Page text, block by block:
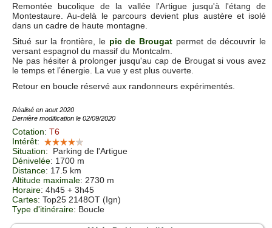
Remontée bucolique de la vallée l'Artigue jusqu'à l'étang de
Montestaure. Au-delà le parcours devient plus austère et isolé
dans un cadre de haute montagne.
Situé sur la frontière, le pic de Brougat permet de découvrir le
versant espagnol du massif du Montcalm.
Ne pas hésiter à prolonger jusqu'au cap de Brougat si vous avez
le temps et l’énergie. La vue y est plus ouverte.
Retour en boucle réservé aux randonneurs expérimentés.
Réalisé en aout 2020
Dernière modification le 02/09/2020
Cotation: T6
Intérêt:
Situation:
Parking de l'Artigue
Dénivelée: 1700 m
Distance: 17.5 km
Altitude maximale: 2730 m
Horaire: 4h45 + 3h45
Cartes: Top25 2148OT (Ign)
Type d'itinéraire: Boucle